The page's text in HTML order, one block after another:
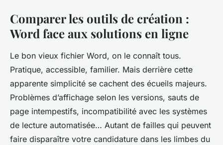
Comparer les outils de création :
Word face aux solutions en ligne
Le bon vieux fichier Word, on le connaît tous.
Pratique, accessible, familier. Mais derrière cette
apparente simplicité se cachent des écueils majeurs.
Problèmes d’affichage selon les versions, sauts de
page intempestifs, incompatibilité avec les systèmes
de lecture automatisée… Autant de failles qui peuvent
faire disparaître votre candidature dans les limbes du